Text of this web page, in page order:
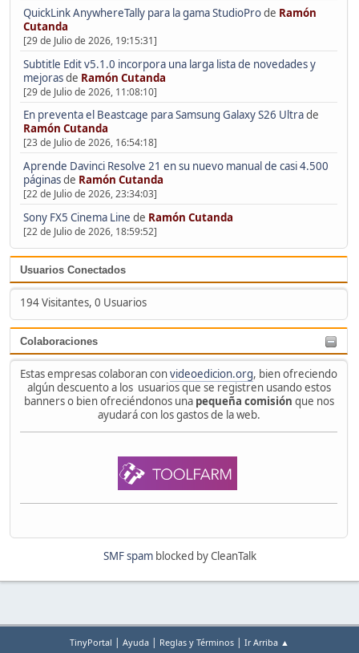
QuickLink AnywhereTally para la gama StudioProde Ramón
Cutanda
[29 de Julio de 2026, 19:15:31]
Subtitle Edit v5.1.0 incorpora una larga lista de novedades y
mejorasde Ramón Cutanda
[29 de Julio de 2026, 11:08:10]
En preventa el Beastcage para Samsung Galaxy S26 Ultrade
Ramón Cutanda
[23 de Julio de 2026, 16:54:18]
Aprende Davinci Resolve 21 en su nuevo manual de casi 4.500
páginasde Ramón Cutanda
[22 de Julio de 2026, 23:34:03]
Sony FX5 Cinema Line de Ramón Cutanda
[22 de Julio de 2026, 18:59:52]
Usuarios Conectados
194 Visitantes, 0 Usuarios
Colaboraciones
Estas empresas colaboran convideoedicion.org, bien ofreciendo
algún descuento a los usuarios que se registren usando estos
banners o bien ofreciéndonos una pequeña comisión que nos
ayudará con los gastos de la web.
SMF spamblocked by CleanTalk
TinyPortal | Ayuda | Reglas y Términos | Ir Arriba ▲